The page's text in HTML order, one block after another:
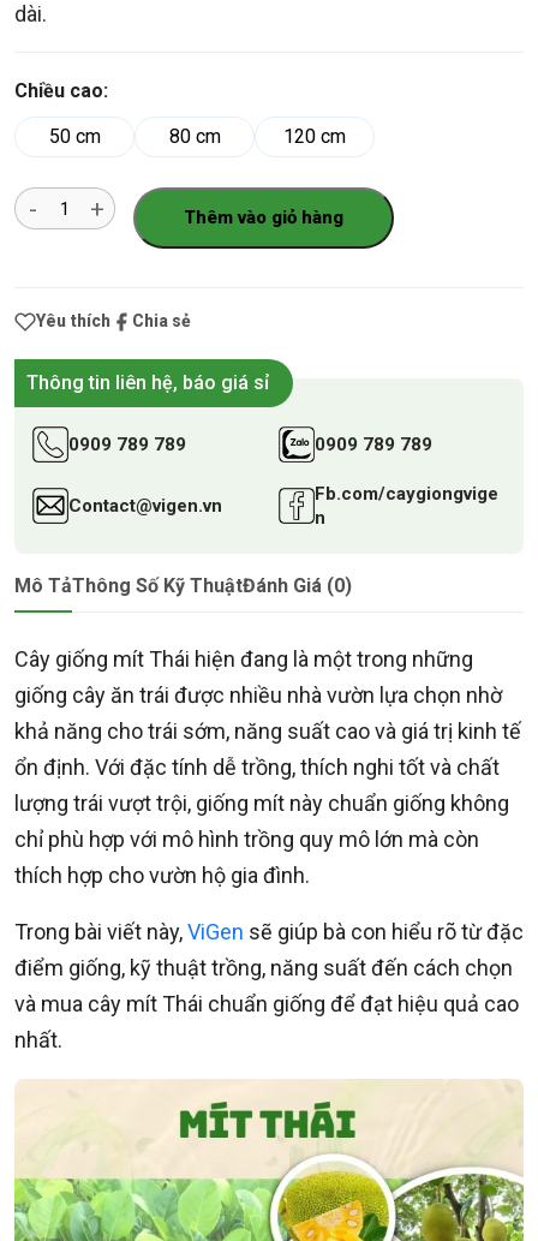
dài.
Chiều cao:
50 cm
80 cm 120 cm
Số
lượng
Thêm vào giỏ hàng
Yêu thích Chia sẻ
Thông tin liên hệ, báo giá sỉ
0909 789 789 0909 789 789
Contact@vigen.vn
Fb.com/caygiongvige
n
Mô TảThông Số Kỹ ThuậtĐánh Giá (0)
Cây giống mít Thái hiện đang là một trong những
giống cây ăn trái được nhiều nhà vườn lựa chọn nhờ
khả năng cho trái sớm, năng suất cao và giá trị kinh tế
ổn định. Với đặc tính dễ trồng, thích nghi tốt và chất
lượng trái vượt trội, giống mít này chuẩn giống không
chỉ phù hợp với mô hình trồng quy mô lớn mà còn
thích hợp cho vườn hộ gia đình.
Trong bài viết này,ViGen sẽ giúp bà con hiểu rõ từ đặc
điểm giống, kỹ thuật trồng, năng suất đến cách chọn
và mua cây mít Thái chuẩn giống để đạt hiệu quả cao
nhất.